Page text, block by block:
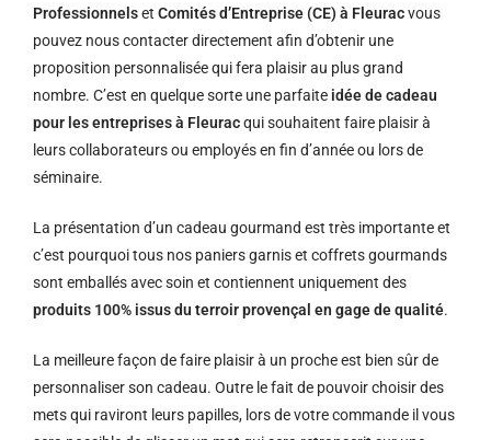
Professionnelset Comités d’Entreprise (CE) à Fleuracvous
pouvez nous contacter directement afin d’obtenir une
proposition personnalisée qui fera plaisir au plus grand
nombre. C’est en quelque sorte une parfaite idée de cadeau
pour les entreprises à Fleuracqui souhaitent faire plaisir à
leurs collaborateurs ou employés en fin d’année ou lors de
séminaire.
La présentation d’un cadeau gourmand est très importante et
c’est pourquoi tous nos paniers garnis et coffrets gourmands
sont emballés avec soin et contiennent uniquement des
produits 100% issus du terroir provençal en gage de qualité.
La meilleure façon de faire plaisir à un proche est bien sûr de
personnaliser son cadeau. Outre le fait de pouvoir choisir des
mets qui raviront leurs papilles, lors de votre commande il vous